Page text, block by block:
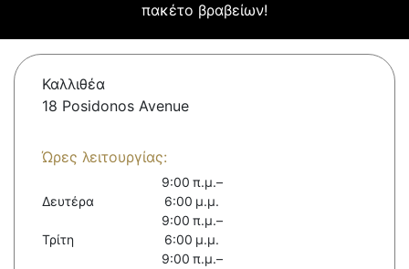
πακέτο βραβείων!
Καλλιθέα
18 Posidonos Avenue
Ώρες λειτουργίας:
Δευτέρα
9:00 π.μ.–
6:00 μ.μ.
Τρίτη
9:00 π.μ.–
6:00 μ.μ.
9:00 π.μ.–